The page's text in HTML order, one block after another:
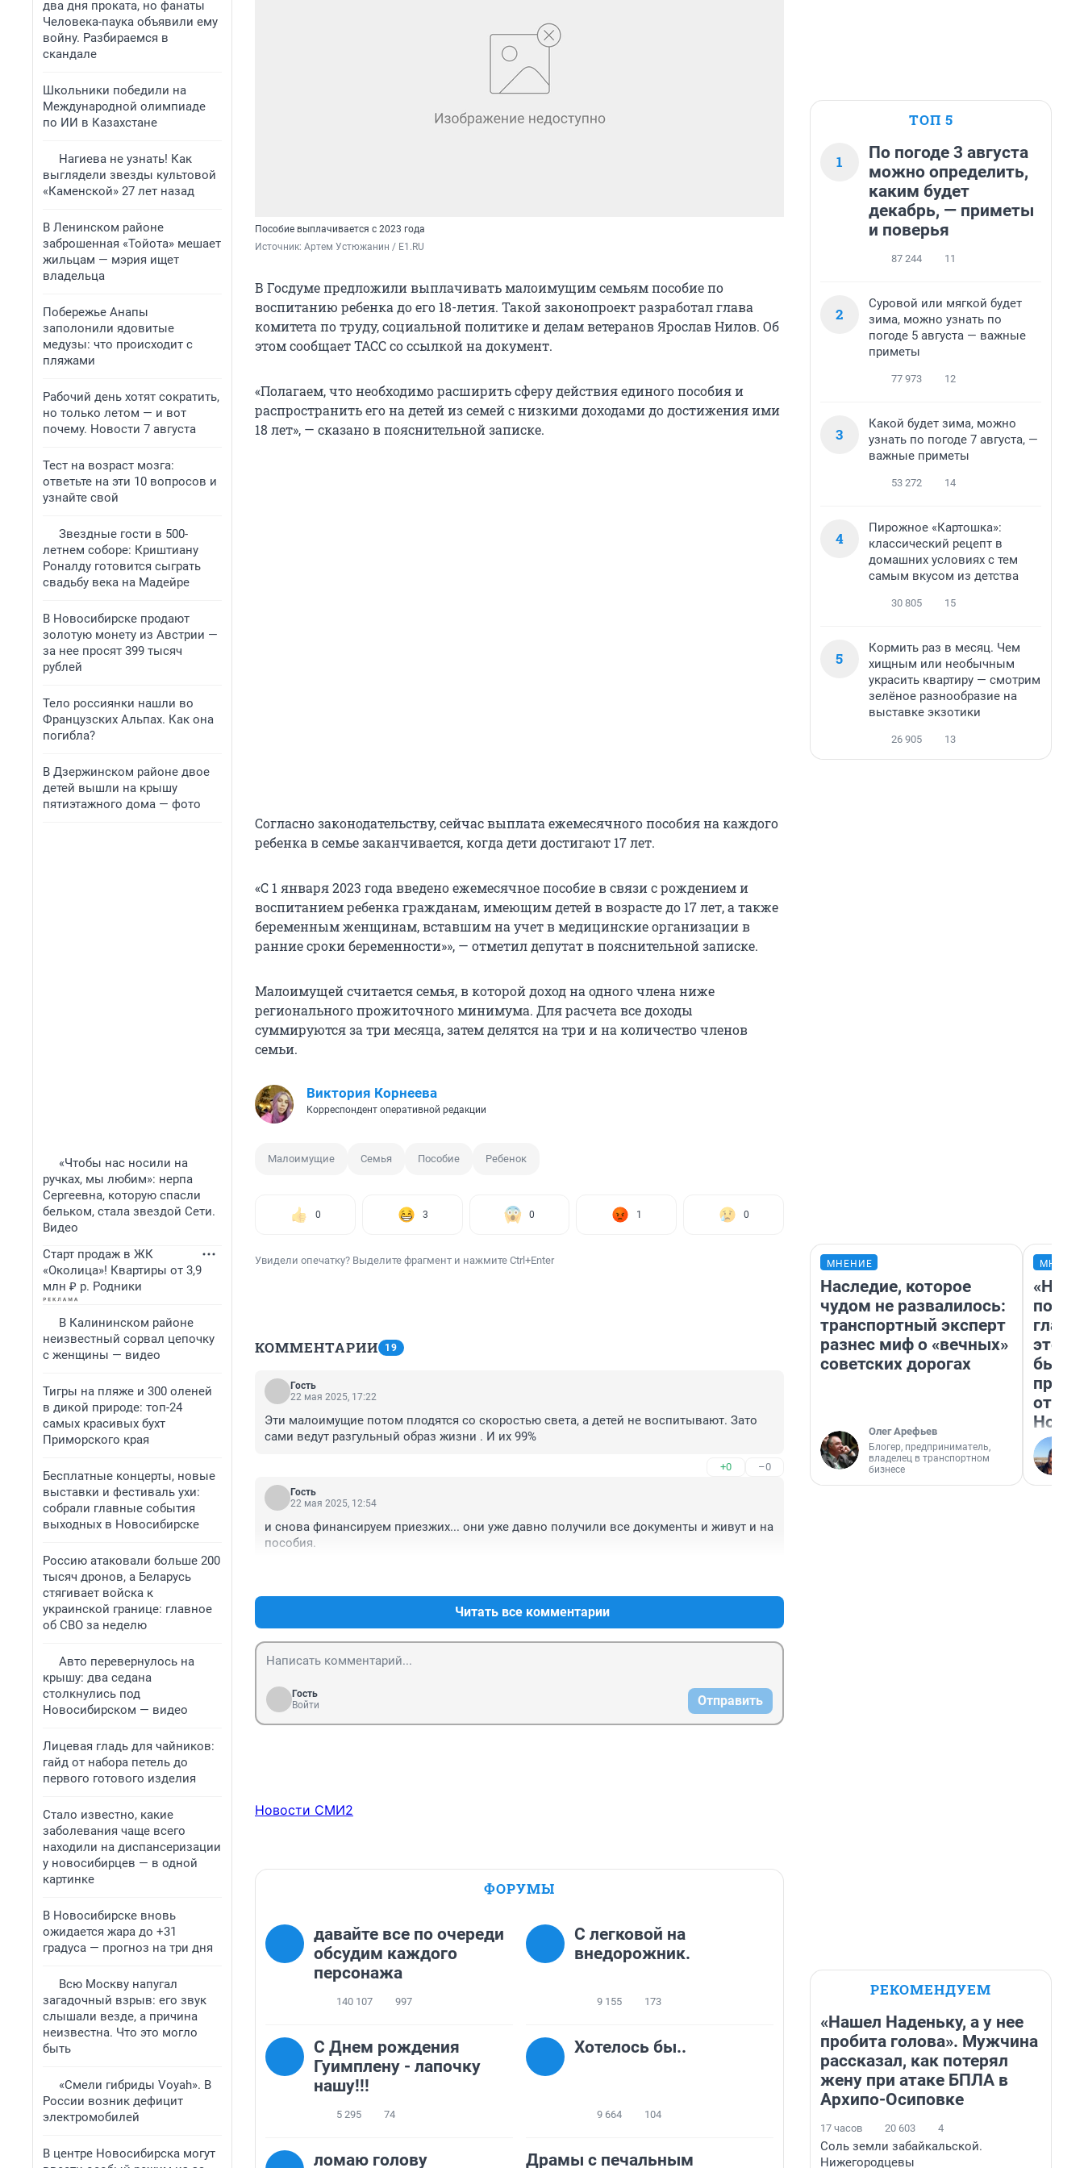
два дня проката, но фанаты
Человека-паука объявили ему
войну. Разбираемся в
скандале
Школьники победили на
Международной олимпиаде
по ИИ в Казахстане
Нагиева не узнать! Как
выглядели звезды культовой
«Каменской» 27 лет назад
В Ленинском районе
заброшенная «Тойота» мешает
жильцам — мэрия ищет
владельца
Побережье Анапы
заполонили ядовитые
медузы: что происходит с
пляжами
Рабочий день хотят сократить,
но только летом — и вот
почему. Новости 7 августа
Тест на возраст мозга:
ответьте на эти 10 вопросов и
узнайте свой
Звездные гости в 500-
летнем соборе: Криштиану
Роналду готовится сыграть
свадьбу века на Мадейре
В Новосибирске продают
золотую монету из Австрии —
за нее просят 399 тысяч
рублей
Тело россиянки нашли во
Французских Альпах. Как она
погибла?
В Дзержинском районе двое
детей вышли на крышу
пятиэтажного дома — фото
«Чтобы нас носили на
ручках, мы любим»: нерпа
Сергеевна, которую спасли
бельком, стала звездой Сети.
Видео
Старт продаж в ЖК
«Околица»! Квартиры от 3,9
млн ₽ р. Родники
В Калининском районе
неизвестный сорвал цепочку
с женщины — видео
Тигры на пляже и 300 оленей
в дикой природе: топ-24
самых красивых бухт
Приморского края
Бесплатные концерты, новые
выставки и фестиваль ухи:
собрали главные события
выходных в Новосибирске
Россию атаковали больше 200
тысяч дронов, а Беларусь
стягивает войска к
украинской границе: главное
об СВО за неделю
Авто перевернулось на
крышу: два седана
столкнулись под
Новосибирском — видео
Лицевая гладь для чайников:
гайд от набора петель до
первого готового изделия
Стало известно, какие
заболевания чаще всего
находили на диспансеризации
у новосибирцев — в одной
картинке
В Новосибирске вновь
ожидается жара до +31
градуса — прогноз на три дня
Всю Москву напугал
загадочный взрыв: его звук
слышали везде, а причина
неизвестна. Что это могло
быть
«Смели гибриды Voyah». В
России возник дефицит
электромобилей
В центре Новосибирска могут
Пособие выплачивается с 2023 года
Источник: Артем Устюжанин / E1.RU
В Госдуме предложили выплачивать малоимущим семьям пособие по
воспитанию ребенка до его 18-летия. Такой законопроект разработал глава
комитета по труду, социальной политике и делам ветеранов Ярослав Нилов. Об
этом сообщает ТАСС со ссылкой на документ.
«Полагаем, что необходимо расширить сферу действия единого пособия и
распространить его на детей из семей с низкими доходами до достижения ими
18 лет», — сказано в пояснительной записке.
Согласно законодательству, сейчас выплата ежемесячного пособия на каждого
ребенка в семье заканчивается, когда дети достигают 17 лет.
«С 1 января 2023 года введено ежемесячное пособие в связи с рождением и
воспитанием ребенка гражданам, имеющим детей в возрасте до 17 лет, а также
беременным женщинам, вставшим на учет в медицинские организации в
ранние сроки беременности»», — отметил депутат в пояснительной записке.
Малоимущей считается семья, в которой доход на одного члена ниже
регионального прожиточного минимума. Для расчета все доходы
суммируются за три месяца, затем делятся на три и на количество членов
семьи.
Виктория Корнеева
Корреспондент оперативной редакции
Малоимущие Семья Пособие Ребенок
0 3 0 1 0
Увидели опечатку? Выделите фрагмент и нажмите Ctrl+Enter
КОММЕНТАРИИ 19
Гость
22 мая 2025, 17:22
Эти малоимущие потом плодятся со скоростью света, а детей не воспитывают. Зато
сами ведут разгульный образ жизни . И их 99%
+0 –0
Гость
22 мая 2025, 12:54
и снова финансируем приезжих... они уже давно получили все документы и живут и на
пособия.
Читать все комментарии
Гость
Войти
Отправить
Новости СМИ2
ФОРУМЫ
давайте все по очереди
обсудим каждого
персонажа
140 107 997
C легковой на
внедорожник.
9 155 173
С Днем рождения
Гуимплену - лапочку
нашу!!!
5 295 74
Хотелось бы..
9 664 104
ломаю голову Драмы с печальным
ТОП 5
1
По погоде 3 августа
можно определить,
каким будет
декабрь, — приметы
и поверья
87 244 11
2
Суровой или мягкой будет
зима, можно узнать по
погоде 5 августа — важные
приметы
77 973 12
3
Какой будет зима, можно
узнать по погоде 7 августа, —
важные приметы
53 272 14
4
Пирожное «Картошка»:
классический рецепт в
домашних условиях с тем
самым вкусом из детства
30 805 15
5
Кормить раз в месяц. Чем
хищным или необычным
украсить квартиру — смотрим
зелёное разнообразие на
выставке экзотики
26 905 13
МНЕНИЕ
Наследие, которое
чудом не развалилось:
транспортный эксперт
разнес миф о «вечных»
советских дорогах
Олег Арефьев
Блогер, предприниматель,
владелец в транспортном
бизнесе
этого
бьет
РЕКОМЕНДУЕМ
«Нашел Наденьку, а у нее
пробита голова». Мужчина
рассказал, как потерял
жену при атаке БПЛА в
Архипо-Осиповке
17 часов 20 603 4
Соль земли забайкальской.
Нижегородцевы